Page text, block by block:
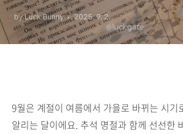
by Luck Bunny 2025. 9. 2.
9월은 계절이 여름에서 가을로 바뀌는 시기
알리는 달이에요. 추석 명절과 함께 선선한